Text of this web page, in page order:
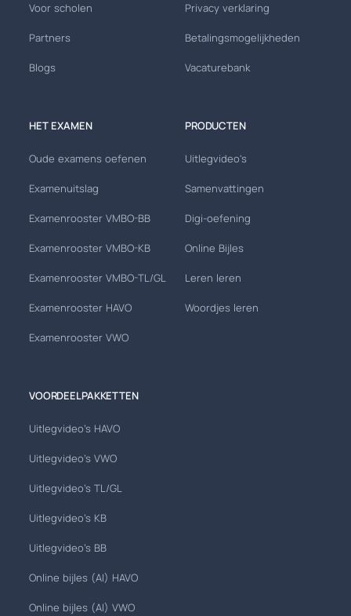
Voor scholen
Partners
Blogs
Privacy verklaring
Betalingsmogelijkheden
Vacaturebank
HET EXAMEN
Oude examens oefenen
Examenuitslag
Examenrooster VMBO-BB
Examenrooster VMBO-KB
Examenrooster VMBO-TL/GL
Examenrooster HAVO
Examenrooster VWO
PRODUCTEN
Uitlegvideo's
Samenvattingen
Digi-oefening
Online Bijles
Leren leren
Woordjes leren
VOORDEELPAKKETTEN
Uitlegvideo's HAVO
Uitlegvideo's VWO
Uitlegvideo's TL/GL
Uitlegvideo's KB
Uitlegvideo's BB
Online bijles (AI) HAVO
Online bijles (AI) VWO